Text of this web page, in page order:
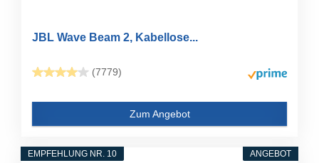
JBL Wave Beam 2, Kabellose...
(7779)
Zum Angebot
ANGEBOT
EMPFEHLUNG NR. 10